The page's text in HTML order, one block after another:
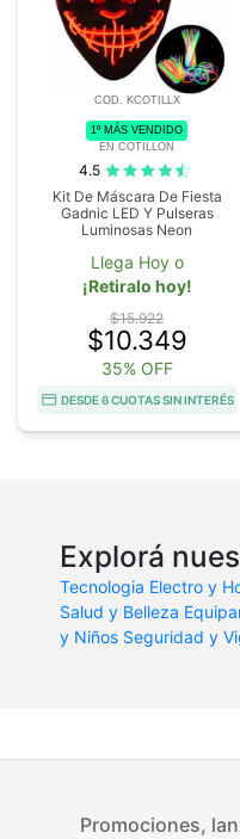
COD. KCOTILLX
1º MÁS VENDIDO
EN COTILLON
4.5
Kit De Máscara De Fiesta
Gadnic LED Y Pulseras
Luminosas Neon
Llega Hoy o
¡Retiralo hoy!
$15.922
$10.349
35% OFF
DESDE 6 CUOTAS SIN INTERÉS
Explorá
Tecnologia Electro y
Salud y Belleza
y Niños Seguridad y
Promociones,